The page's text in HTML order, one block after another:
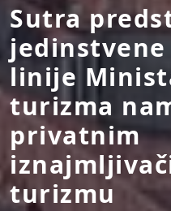
Sutra
linije
turizma
privatnim
turizmu